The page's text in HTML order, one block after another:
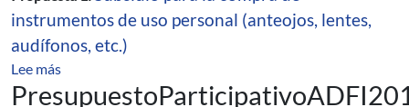
instrumentos de uso personal (anteojos, lentes,
audífonos, etc.)
Lee mássobre Presupuesto Participativo ADFI 2012